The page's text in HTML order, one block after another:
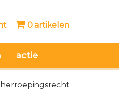
0 artikelen
actie
herroepingsrecht